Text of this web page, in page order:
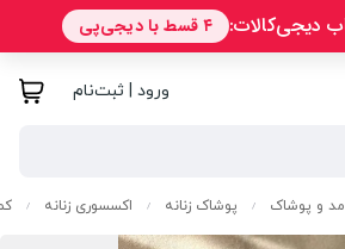
ورود | ثبت‌نام
مد و پوشاک / پوشاک زنانه / اکسسوری زنانه /